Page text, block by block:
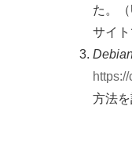
た。
サイト
方法を